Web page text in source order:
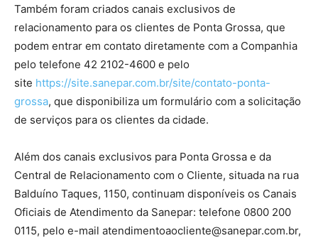
Também foram criados canais exclusivos de
relacionamento para os clientes de Ponta Grossa, que
podem entrar em contato diretamente com a Companhia
pelo telefone 42 2102-4600 e pelo
site https://site.sanepar.com.br/site/contato-ponta-
grossa, que disponibiliza um formulário com a solicitação
de serviços para os clientes da cidade.
Além dos canais exclusivos para Ponta Grossa e da
Central de Relacionamento com o Cliente, situada na rua
Balduíno Taques, 1150, continuam disponíveis os Canais
Oficiais de Atendimento da Sanepar: telefone 0800 200
0115, pelo e-mail atendimentoaocliente@sanepar.com.br,